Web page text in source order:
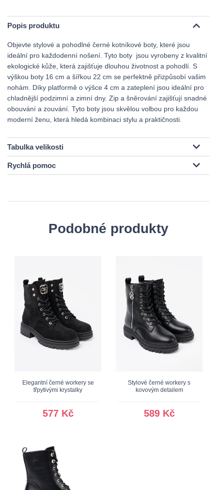
Popis produktu
Objevte stylové a pohodlné černé kotníkové boty, které jsou
ideální pro každodenní nošení. Tyto boty jsou vyrobeny z kvalitní
ekologické kůže, která zajišťuje dlouhou životnost a pohodlí. S
výškou boty 16 cm a šířkou 22 cm se perfektně přizpůsobí vašim
nohám. Díky platformě o výšce 4 cm a zateplení jsou ideální pro
chladnější podzimní a zimní dny. Zip a šněrování zajišťují snadné
obouvání a zouvání. Tyto boty jsou skvělou volbou pro každou
moderní ženu, která hledá kombinaci stylu a praktičnosti.
Tabulka velikosti
Rychlá pomoc
Podobné produkty
Elegantní černé workery se
třpytivými krystalky
577 Kč
Stylové černé workery s
kovovým detailem
589 Kč